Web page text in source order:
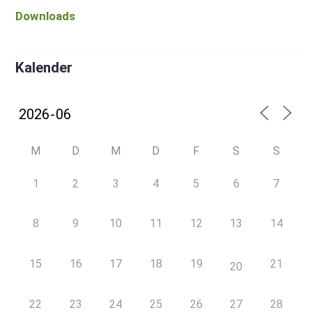
Downloads
Kalender
M D M D F S S
1 2 3 4 5 6 7
8 9 10 11 12 13 14
15 16 17 18 19 20 21
22 23 24 25 26 27 28